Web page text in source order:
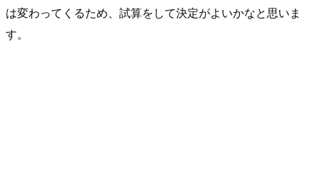
は変わってくるため、試算をして決定がよいかなと思いま
す。